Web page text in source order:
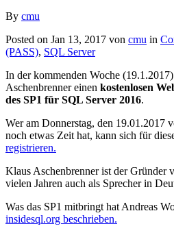
By cmu
Posted on Jan 13, 2017 von cmu in
(PASS), SQL Server
In der kommenden Woche
Aschenbrenner einen kostenlosen
des SP1 für SQL Server 2016.
Wer am Donnerstag, den 19.01.2017
noch etwas Zeit hat, kann sich für
registrieren.
Klaus Aschenbrenner ist der Gründer
vielen Jahren auch als Sprecher in
Was das SP1 mitbringt hat Andreas
insidesql.org beschrieben.